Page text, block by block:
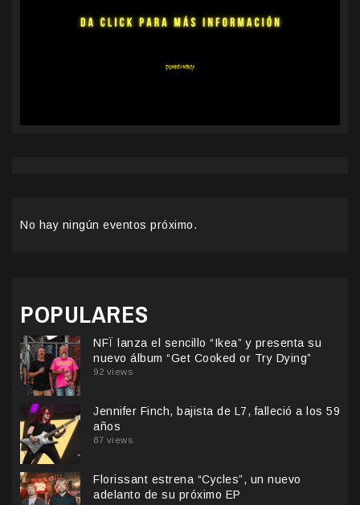
No hay ningún eventos próximo.
POPULARES
NFÏ lanza el sencillo “Ikea” y presenta su
nuevo álbum “Get Cooked or Try Dying”
92 views
Jennifer Finch, bajista de L7, falleció a los 59
años
87 views
Florissant estrena “Cycles”, un nuevo
adelanto de su próximo EP